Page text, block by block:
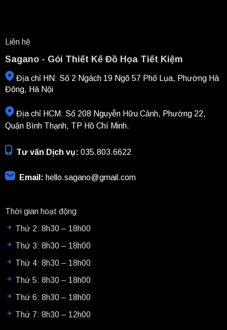
Liên hệ
Sagano - Gói Thiết Kế Đồ Họa Tiết Kiệm
Địa chỉ HN: Số 2 Ngách 19 Ngõ 57 Phố Lụa, Phường Hà
Đông, Hà Nội
Địa chỉ HCM: Số 208 Nguyễn Hữu Cảnh, Phường 22,
Quận Bình Thạnh, TP Hồ Chí Minh.
Tư vấn Dịch vụ: 035.803.6622
Email: hello.sagano@gmail.com
Thời gian hoạt động
Thứ 2: 8h30 – 18h00
Thứ 3: 8h30 – 18h00
Thứ 4: 8h30 – 18h00
Thứ 5: 8h30 – 18h00
Thứ 6: 8h30 – 18h00
Thứ 7: 8h30 – 12h00